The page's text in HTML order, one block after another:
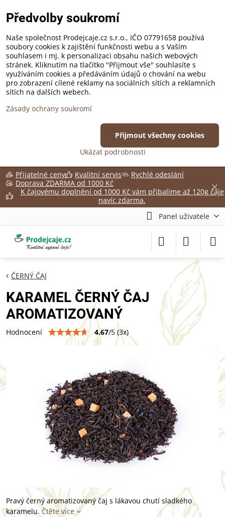
✕
Přijatelné ceny Kvalitní servis
Rychlé odeslání
Doprava ZDARMA od 1000 Kč
K čajovému doplnění od 1000 Kč vám přibalíme až 120g čaje
navíc zdarma.
Panel uživatele
ČERNÝ ČAJ
KARAMEL ČERNÝ ČAJ
AROMATIZOVANÝ
Hodnocení 4.67/5 (3x)
Pravý černý aromatizovaný čaj s lákavou chutí sladkého
karamelu.Čtěte více
Předvolby soukromí
Naše společnost Prodejcaje.cz s.r.o., IČO 07791658 používá
soubory cookies k zajištění funkčnosti webu a s Vaším
souhlasem i mj. k personalizaci obsahu našich webových
stránek. Kliknutím na tlačítko "Přijmout vše" souhlasíte s
využíváním cookies a předáváním údajů o chování na webu
pro zobrazení cílené reklamy na sociálních sítích a reklamních
sítích na dalších webech.
Zásady ochrany soukromí
Ukázat podrobnosti
Přijmout všechny cookies